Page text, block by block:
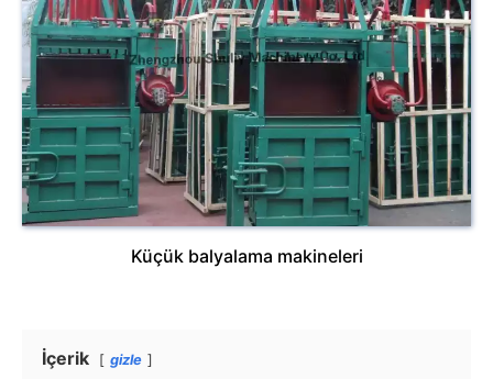
Küçük balyalama makineleri
İçerik gizle